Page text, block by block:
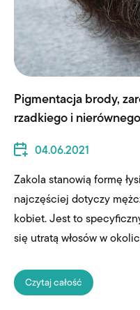
Pigmentacja brody,
rzadkiego i
04.06.2021
Zakola stanowią formę
najczęściej dotyczy
kobiet. Jest to
się utratą włosów w
Czytaj całość